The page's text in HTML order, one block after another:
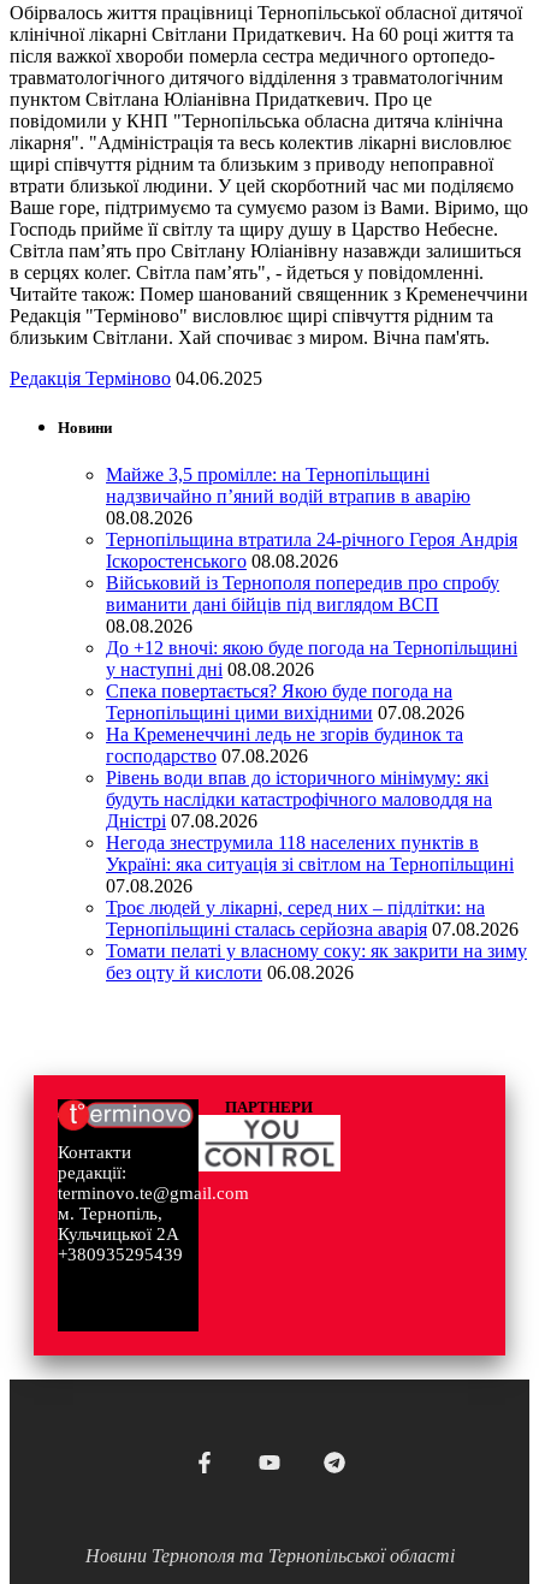
Обірвалось життя працівниці Тернопільської обласної дитячої
клінічної лікарні Світлани Придаткевич. На 60 році життя та
після важкої хвороби померла сестра медичного ортопедо-
травматологічного дитячого відділення з травматологічним
пунктом Світлана Юліанівна Придаткевич. Про це
повідомили у КНП "Тернопільська обласна дитяча клінічна
лікарня". "Адміністрація та весь колектив лікарні висловлює
щирі співчуття рідним та близьким з приводу непоправної
втрати близької людини. У цей скорботний час ми поділяємо
Ваше горе, підтримуємо та сумуємо разом із Вами. Віримо, що
Господь прийме її світлу та щиру душу в Царство Небесне.
Світла пам’ять про Світлану Юліанівну назавжди залишиться
в серцях колег. Світла пам’ять", - йдеться у повідомленні.
Читайте також: Помер шанований священник з Кременеччини
Редакція "Терміново" висловлює щирі співчуття рідним та
близьким Світлани. Хай спочиває з миром. Вічна пам'ять.
Редакція Терміново 04.06.2025
Новини
Майже 3,5 промілле: на Тернопільщині
надзвичайно п’яний водій втрапив в аварію
08.08.2026
Тернопільщина втратила 24-річного Героя Андрія
Іскоростенського 08.08.2026
Військовий із Тернополя попередив про спробу
виманити дані бійців під виглядом ВСП
08.08.2026
До +12 вночі: якою буде погода на Тернопільщині
у наступні дні 08.08.2026
Спека повертається? Якою буде погода на
Тернопільщині цими вихідними 07.08.2026
На Кременеччині ледь не згорів будинок та
господарство 07.08.2026
Рівень води впав до історичного мінімуму: які
будуть наслідки катастрофічного маловоддя на
Дністрі 07.08.2026
Негода знеструмила 118 населених пунктів в
Україні: яка ситуація зі світлом на Тернопільщині
07.08.2026
Троє людей у лікарні, серед них – підлітки: на
Тернопільщині сталась серйозна аварія 07.08.2026
Томати пелаті у власному соку: як закрити на зиму
без оцту й кислоти 06.08.2026
Контакти
редакції:
terminovo.te@gmail.com
м. Тернопіль,
Кульчицької 2А
+380935295439
ПАРТНЕРИ
Новини Тернополя та Тернопільської області